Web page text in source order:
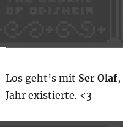
Los geht’s mit Ser Olaf,
Jahr existierte. <3